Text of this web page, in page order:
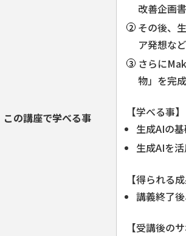
この講座で学べる事
改善企画
その後、
ア発想な
さらに
物」を完
【学べる事】
生成AIの
生成AIを
【得られる成
講義終了
【受講後の